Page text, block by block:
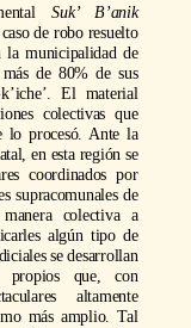
Suk’ B’anik
de robo resuelto
la municipalidad de
de 80% de sus
El material
colectivas que
lo procesó. Ante la
en esta región se
coordinados por
supracomunales de
colectiva a
algún tipo de
se desarrollan
propios que, con
altamente
más amplio. Tal